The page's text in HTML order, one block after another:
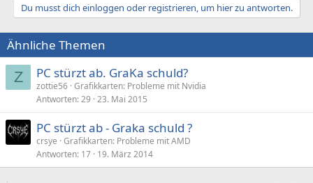
Du musst dich einloggen oder registrieren, um hier zu antworten.
Ähnliche Themen
Z PC stürzt ab. GraKa schuld?
zottie56 Grafikkarten: Probleme mit Nvidia
Antworten 29 23. Mai 2015
PC stürzt ab - Graka schuld ?
crsye Grafikkarten: Probleme mit AMD
Antworten 17 19. März 2014